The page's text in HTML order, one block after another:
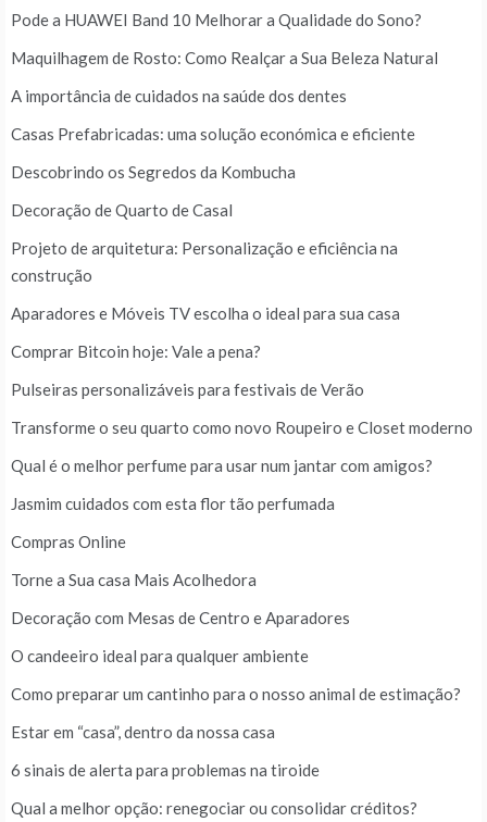
Pode a HUAWEI Band 10 Melhorar a Qualidade do Sono?
Maquilhagem de Rosto: Como Realçar a Sua Beleza Natural
A importância de cuidados na saúde dos dentes
Casas Prefabricadas: uma solução económica e eficiente
Descobrindo os Segredos da Kombucha
Decoração de Quarto de Casal
Projeto de arquitetura: Personalização e eficiência na
construção
Aparadores e Móveis TV escolha o ideal para sua casa
Comprar Bitcoin hoje: Vale a pena?
Pulseiras personalizáveis para festivais de Verão
Transforme o seu quarto como novo Roupeiro e Closet moderno
Qual é o melhor perfume para usar num jantar com amigos?
Jasmim cuidados com esta flor tão perfumada
Compras Online
Torne a Sua casa Mais Acolhedora
Decoração com Mesas de Centro e Aparadores
O candeeiro ideal para qualquer ambiente
Como preparar um cantinho para o nosso animal de estimação?
Estar em “casa”, dentro da nossa casa
6 sinais de alerta para problemas na tiroide
Qual a melhor opção: renegociar ou consolidar créditos?